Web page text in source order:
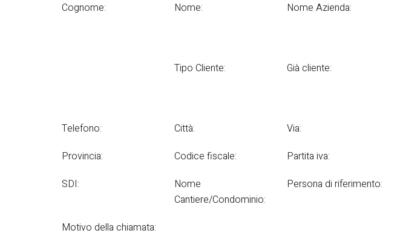
Cognome: Nome: Nome Azienda:
Tipo Cliente: Già cliente:
Telefono: Città: Via:
Provincia:
Codice fiscale: Partita iva:
SDI:
Nome
Cantiere/Condominio:
Persona di riferimento:
Motivo della chiamata: